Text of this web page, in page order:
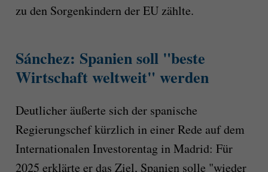
zu den Sorgenkindern der EU zählte.
Sánchez: Spanien soll "beste
Wirtschaft weltweit" werden
Deutlicher äußerte sich der spanische
Regierungschef kürzlich in einer Rede auf dem
Internationalen Investorentag in Madrid: Für
2025 erklärte er das Ziel, Spanien solle "wieder